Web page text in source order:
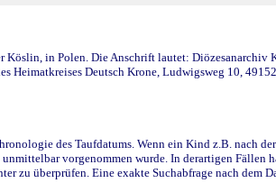
in Polen. Die Anschrift lautet:
Deutsch Krone, Ludwigsweg 10,
des Taufdatums. Wenn ein Kind z.B. nach
vorgenommen wurde. In derartigen Fällen
zu überprüfen. Eine exakte Suchabfrage nach dem